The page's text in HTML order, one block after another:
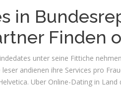
in
Finden
unter seine Fittiche
leser andienen ihre Services pro
Uber Online-Dating in